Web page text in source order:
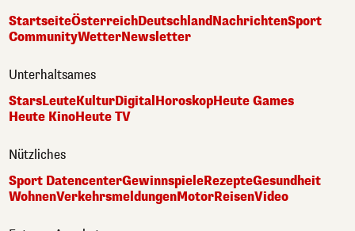
StartseiteÖsterreichDeutschlandNachrichtenSport
CommunityWetterNewsletter
Unterhaltsames
StarsLeuteKulturDigital HoroskopHeute Games
Heute KinoHeute TV
Nützliches
Sport DatencenterGewinnspieleRezepteGesundheit
WohnenVerkehrsmeldungenMotorReisenVideo